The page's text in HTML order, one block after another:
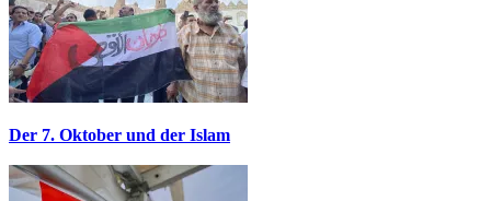
Der 7. Oktober und der Islam